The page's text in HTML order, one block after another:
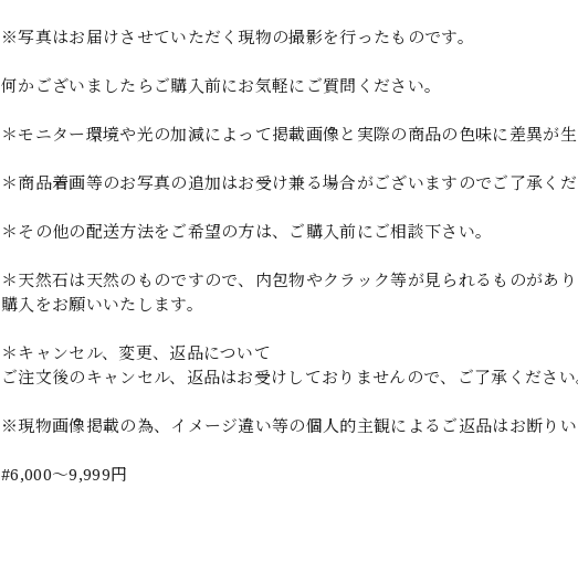
※写真はお届けさせていただく現物の撮影を行ったものです。
何かございましたらご購入前にお気軽にご質問ください。
＊モニター環境や光の加減によって掲載画像と実際の商品の色味に差異が生
＊商品着画等のお写真の追加はお受け兼る場合がございますのでご了承くだ
＊その他の配送方法をご希望の方は、ご購入前にご相談下さい。
＊天然石は天然のものですので、内包物やクラック等が見られるものがあ
購入をお願いいたします。
＊キャンセル、変更、返品について
ご注文後のキャンセル、返品はお受けしておりませんので、ご了承ください
※現物画像掲載の為、イメージ違い等の個人的主観によるご返品はお断りい
#6,000～9,999円